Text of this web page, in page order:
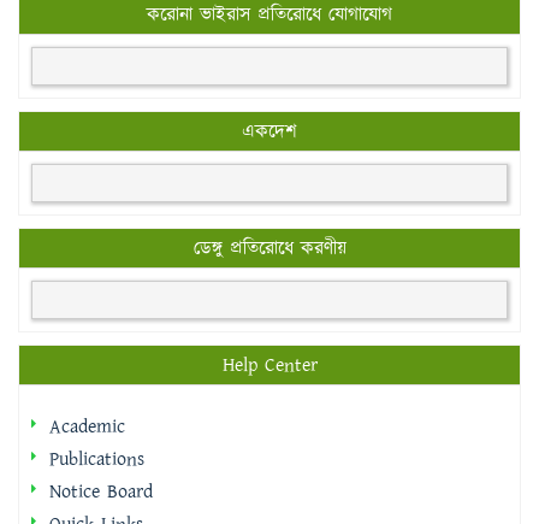
করোনা ভাইরাস প্রতিরোধে যোগাযোগ
একদেশ
ডেঙ্গু প্রতিরোধে করণীয়
Help Center
Academic
Publications
Notice Board